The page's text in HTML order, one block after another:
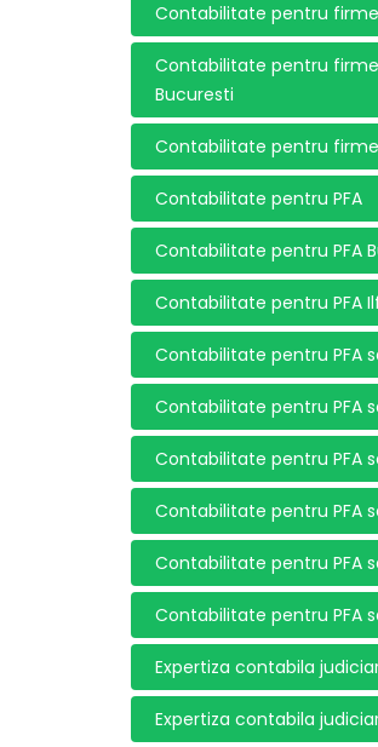
Contabilitate pentru
Contabilitate pentru firme
Bucuresti
Contabilitate pentru firme
Contabilitate pentru PFA
Contabilitate pentru PFA
Contabilitate pentru PFA
Contabilitate pentru PFA
Contabilitate pentru PFA
Contabilitate pentru PFA
Contabilitate pentru PFA
Contabilitate pentru PFA
Contabilitate pentru PFA
Expertiza contabila
Expertiza contabila